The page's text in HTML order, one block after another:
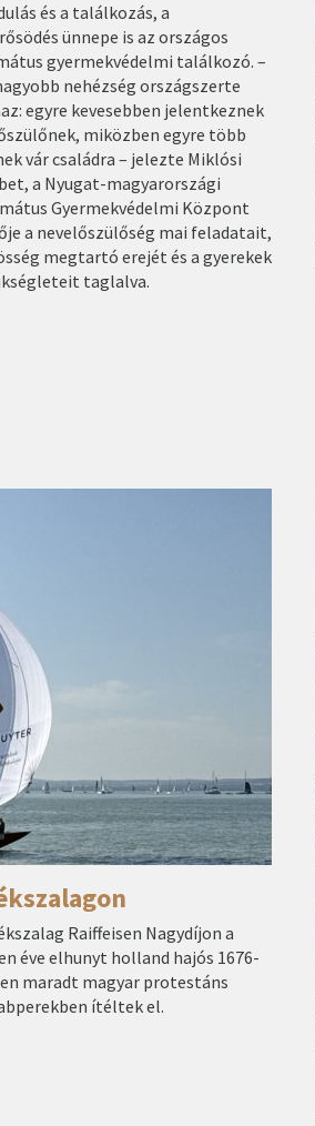
és a találkozás, a
ünnepe is az országos
gyermekvédelmi találkozó. –
nehézség országszerte
egyre kevesebben jelentkeznek
miközben egyre több
vár családra – jelezte Miklósi
a Nyugat-magyarországi
Gyermekvédelmi Központ
a nevelőszülőség mai feladatait,
megtartó erejét és a gyerekek
taglalva.
Raiffeisen Nagydíjon a
éve elhunyt holland hajós 1676-
maradt magyar protestáns
ítéltek el.